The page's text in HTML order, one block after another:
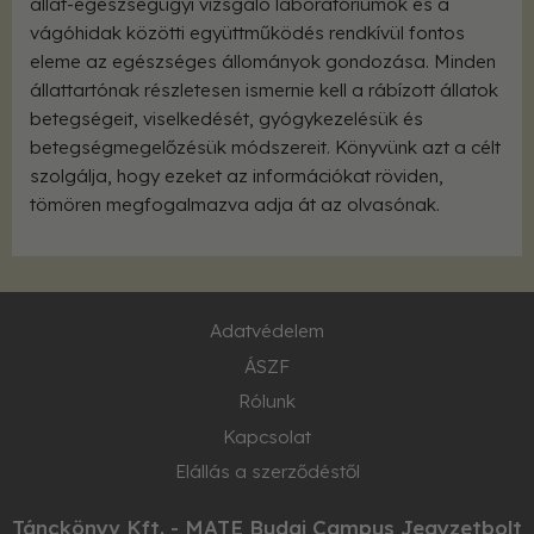
vágóhidak közötti együttműködés rendkívül fontos
eleme az egészséges állományok gondozása. Minden
állattartónak részletesen ismernie kell a rábízott állatok
betegségeit, viselkedését, gyógykezelésük és
betegségmegelőzésük módszereit. Könyvünk azt a célt
szolgálja, hogy ezeket az információkat röviden,
tömören megfogalmazva adja át az olvasónak.
Adatvédelem
ÁSZF
Rólunk
Kapcsolat
Elállás a szerződéstől
Tánckönyv Kft. - MATE Budai Campus Jegyzetbolt